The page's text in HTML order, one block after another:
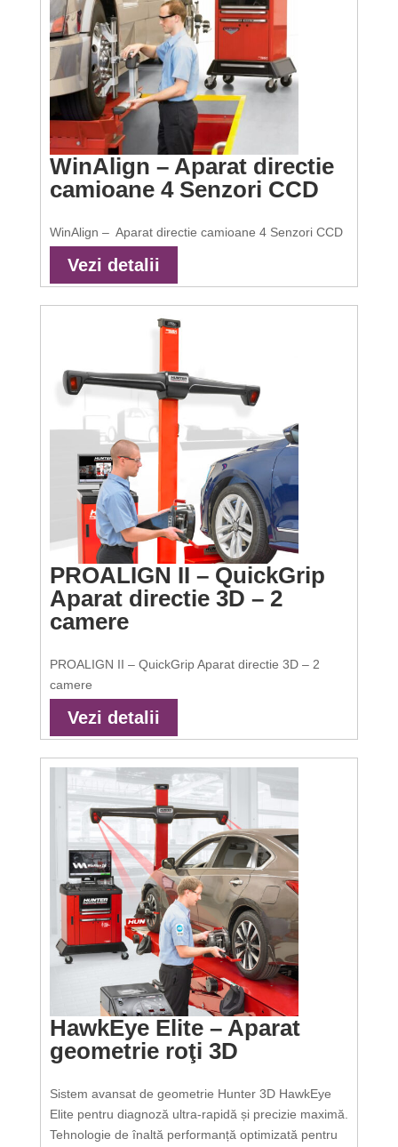
WinAlign – Aparat directie
camioane 4 Senzori CCD
WinAlign – Aparat directie camioane 4 Senzori CCD
Vezi detalii
PROALIGN II – QuickGrip
Aparat directie 3D – 2
camere
PROALIGN II – QuickGrip Aparat directie 3D – 2
camere
Vezi detalii
HawkEye Elite – Aparat
geometrie roţi 3D
Sistem avansat de geometrie Hunter 3D HawkEye
Elite pentru diagnoză ultra-rapidă și precizie maximă.
Tehnologie de înaltă performanță optimizată pentru